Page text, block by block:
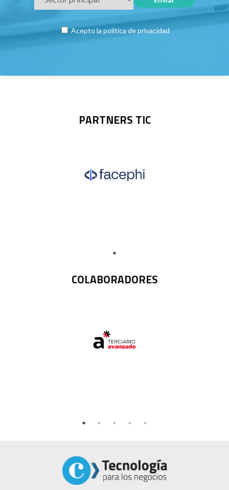
Acepto la política de privacidad
PARTNERS TIC
COLABORADORES